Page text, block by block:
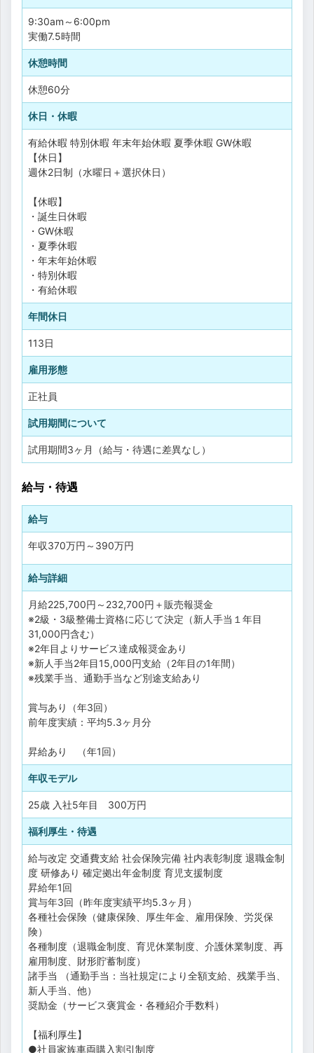
9:30am～6:00pm
実働7.5時間
休憩時間
休憩60分
休日・休暇
有給休暇 特別休暇 年末年始休暇 夏季休暇 GW休暇
【休日】
週休2日制（水曜日＋選択休日）
【休暇】
・誕生日休暇
・GW休暇
・夏季休暇
・年末年始休暇
・特別休暇
・有給休暇
年間休日
113日
雇用形態
正社員
試用期間について
試用期間3ヶ月（給与・待遇に差異なし）
給与・待遇
給与
年収370万円 ～ 390万円
給与詳細
月給225,700円～232,700円＋販売報奨金
※2級・3級整備士資格に応じて決定（新人手当１年目
31,000円含む）
※2年目よりサービス達成報奨金あり
※新人手当2年目15,000円支給（2年目の1年間）
※残業手当、通勤手当など別途支給あり
賞与あり（年3回）
前年度実績：平均5.3ヶ月分
昇給あり （年1回）
年収モデル
25歳 入社5年目 300万円
福利厚生・待遇
給与改定 交通費支給 社会保険完備 社内表彰制度 退職金制
度 研修あり 確定拠出年金制度 育児支援制度
昇給年1回
賞与年3回（昨年度実績平均5.3ヶ月）
各種社会保険（健康保険、厚生年金、雇用保険、労災保
険）
各種制度（退職金制度、育児休業制度、介護休業制度、再
雇用制度、財形貯蓄制度）
諸手当 （通勤手当：当社規定により全額支給、残業手当、
新人手当、他）
奨励金（サービス褒賞金・各種紹介手数料）
【福利厚生】
●社員家族車両購入割引制度